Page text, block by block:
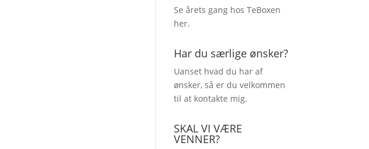
Se årets gang hos TeBoxen
her.
Har du særlige ønsker?
Uanset hvad du har af
ønsker, så er du velkommen
til at kontakte mig.
SKAL VI VÆRE
VENNER?